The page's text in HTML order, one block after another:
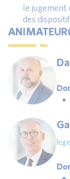
le jugement
des